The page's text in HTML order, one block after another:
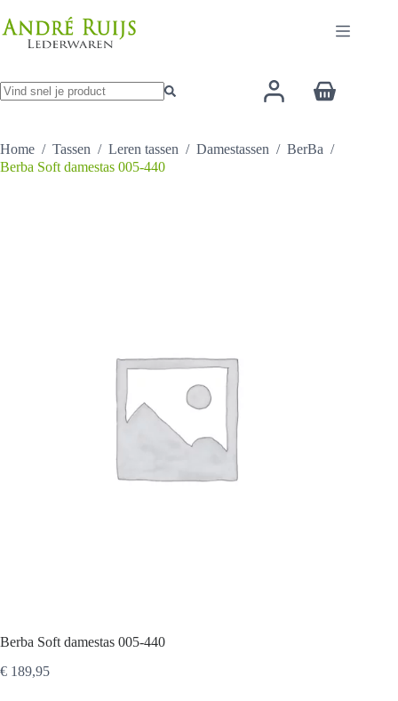
naar
de
variaties.
Home / Tassen / Leren tassen / Damestassen / BerBa /
Berba Soft damestas 005-440
Berba Soft damestas 005-440
€ 189,95